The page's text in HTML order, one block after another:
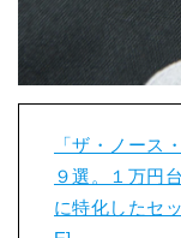
「ザ・ノース
９選。１万円
に特化したセ